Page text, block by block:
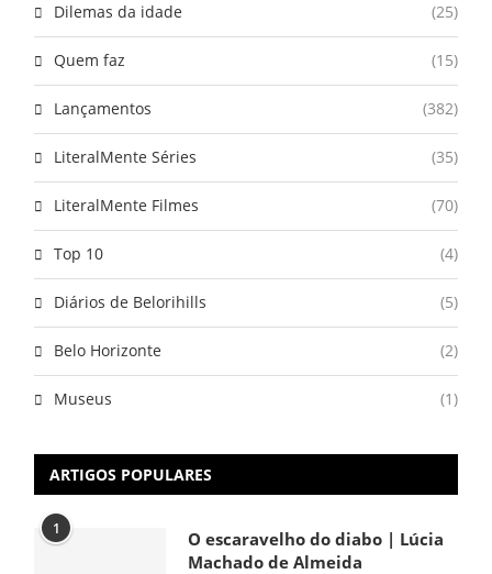
Dilemas da idade (25)
Quem faz (15)
Lançamentos (382)
LiteralMente Séries (35)
LiteralMente Filmes (70)
Top 10 (4)
Diários de Belorihills (5)
Belo Horizonte (2)
Museus (1)
ARTIGOS POPULARES
1
O escaravelho do diabo | Lúcia
Machado de Almeida